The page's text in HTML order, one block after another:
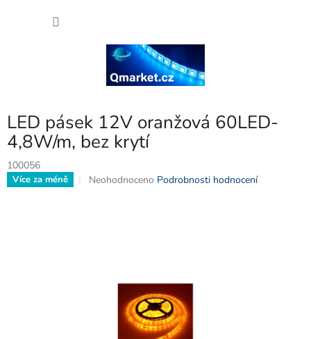
LED pásek 12V oranžová 60LED-
4,8W/m, bez krytí
100056
Více za méně
Průměrné
Neohodnoceno Podrobnosti hodnocení